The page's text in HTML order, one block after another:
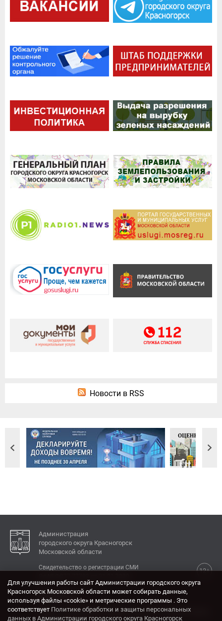
Новости в RSS
Администрация
городского округа Красногорск
Московской области
12+
Свидетельство о регистрации СМИ
КОНТАКТЫ
Адрес: 143404, Московская область, г. Красногорск,
Для улучшения работы сайт Администрации городского округа
Красногорск Московской области может собирать данные,
используя файлы «cookie» и метрические программы . Это
соответствует Политике обработки и защиты персональных
данных в Администрации городского округа Красногорск